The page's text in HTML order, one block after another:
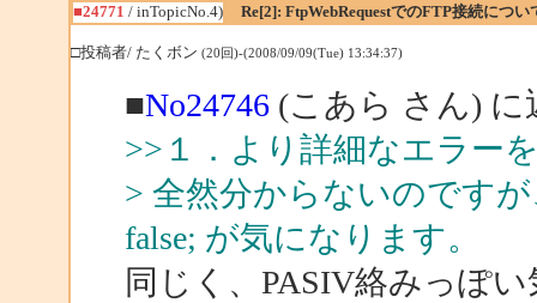
■24771 / inTopicNo.4) Re[2]: FtpWebRequestでのFTP接続につい
□投稿者/ たくボン (20回)-(2008/09/09(Tue) 13:34:37)
■No24746(こあら さん) に
>>１．より詳細なエラー
> 全然分からないのですが
false; が気になります。
同じく、PASIV絡みっぽ